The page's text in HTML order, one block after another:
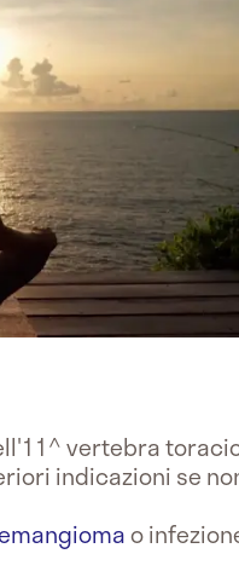
vertebra
indicazioni se
o